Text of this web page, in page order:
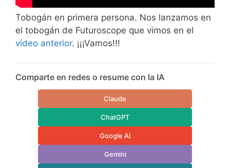
Tobogán en primera persona. Nos lanzamos en
el tobogán de Futuroscope que vimos en el
vídeo anterior. ¡¡¡Vamos!!!
Comparte en redes o resume con la IA
Claude
ChatGPT
Google AI
Gemini